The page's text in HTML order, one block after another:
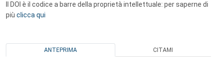
Il DOI è il codice a barre della proprietà intellettuale: per saperne di
più clicca qui
ANTEPRIMA CITAMI